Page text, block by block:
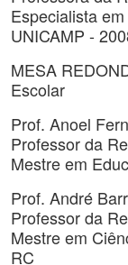
Especialista
UNICAMP -
MESA
Escolar
Prof. Anoel
Professor da
Mestre em
Prof. André
Professor da
Mestre em
RC